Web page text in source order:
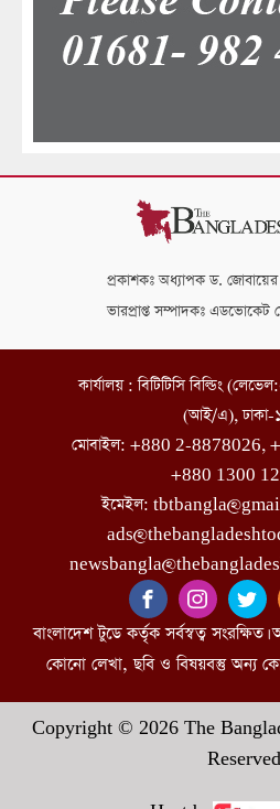
প্রকাশকঃ অধ্যাপক ড.
ভারপ্রাপ্ত সম্পাদকঃ
কার্যালয় : বিটিটিসি বিল্ডিং
(আই/এ), ঢাকা-
মোবাইল: +880 2-8878026,
+880 1300
ইমেইল:
বাংলাদেশ টুডে কর্তৃক সর্বস্বত্ব
কোনো লেখা, ছবি ও বিষয়বস্তু অন্য
Copyright © 2026 The